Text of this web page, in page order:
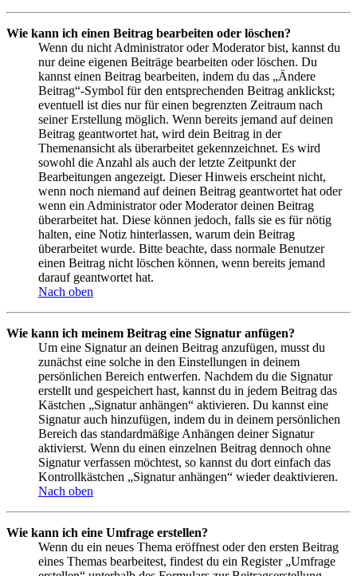
Wie kann ich einen Beitrag bearbeiten oder löschen?
Wenn du nicht Administrator oder Moderator bist, kannst du
nur deine eigenen Beiträge bearbeiten oder löschen. Du
kannst einen Beitrag bearbeiten, indem du das „Ändere
Beitrag“-Symbol für den entsprechenden Beitrag anklickst;
eventuell ist dies nur für einen begrenzten Zeitraum nach
seiner Erstellung möglich. Wenn bereits jemand auf deinen
Beitrag geantwortet hat, wird dein Beitrag in der
Themenansicht als überarbeitet gekennzeichnet. Es wird
sowohl die Anzahl als auch der letzte Zeitpunkt der
Bearbeitungen angezeigt. Dieser Hinweis erscheint nicht,
wenn noch niemand auf deinen Beitrag geantwortet hat oder
wenn ein Administrator oder Moderator deinen Beitrag
überarbeitet hat. Diese können jedoch, falls sie es für nötig
halten, eine Notiz hinterlassen, warum dein Beitrag
überarbeitet wurde. Bitte beachte, dass normale Benutzer
einen Beitrag nicht löschen können, wenn bereits jemand
darauf geantwortet hat.
Nach oben
Wie kann ich meinem Beitrag eine Signatur anfügen?
Um eine Signatur an deinen Beitrag anzufügen, musst du
zunächst eine solche in den Einstellungen in deinem
persönlichen Bereich entwerfen. Nachdem du die Signatur
erstellt und gespeichert hast, kannst du in jedem Beitrag das
Kästchen „Signatur anhängen“ aktivieren. Du kannst eine
Signatur auch hinzufügen, indem du in deinem persönlichen
Bereich das standardmäßige Anhängen deiner Signatur
aktivierst. Wenn du einen einzelnen Beitrag dennoch ohne
Signatur verfassen möchtest, so kannst du dort einfach das
Kontrollkästchen „Signatur anhängen“ wieder deaktivieren.
Nach oben
Wie kann ich eine Umfrage erstellen?
Wenn du ein neues Thema eröffnest oder den ersten Beitrag
eines Themas bearbeitest, findest du ein Register „Umfrage